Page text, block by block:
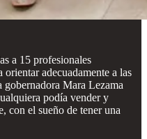
a 15 profesionales
adecuadamente a las
Mara Lezama
podía vender y
con el sueño de tener una